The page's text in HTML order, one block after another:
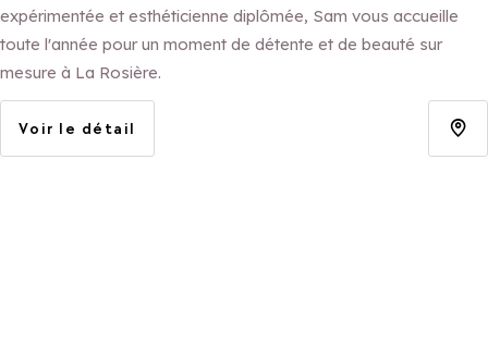
expérimentée et esthéticienne diplômée, Sam vous accueille
toute l'année pour un moment de détente et de beauté sur
mesure à La Rosière.
Voir le détail